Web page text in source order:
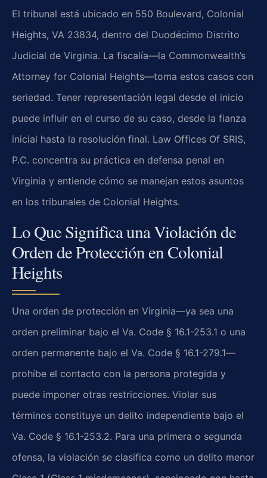
El tribunal está ubicado en 550 Boulevard, Colonial
Heights, VA 23834, dentro del Duodécimo Distrito
Judicial de Virginia. La fiscalía—la Commonwealth’s
Attorney for Colonial Heights—toma estos casos con
seriedad. Tener representación legal desde el inicio
puede influir en el curso de su caso, desde la fianza
inicial hasta la resolución final. Law Offices Of SRIS,
P.C. concentra su práctica en defensa penal en
Virginia y entiende cómo se manejan estos asuntos
en los tribunales de Colonial Heights.
Lo Que Significa una Violación de
Orden de Protección en Colonial
Heights
Una orden de protección en Virginia—ya sea una
orden preliminar bajo el Va. Code § 16.1-253.1 o una
orden permanente bajo el Va. Code § 16.1-279.1—
prohíbe el contacto con la persona protegida y
puede imponer otras restricciones. Violar sus
términos constituye un delito independiente bajo el
Va. Code § 16.1-253.2. Para una primera o segunda
ofensa, la violación se clasifica como un delito menor